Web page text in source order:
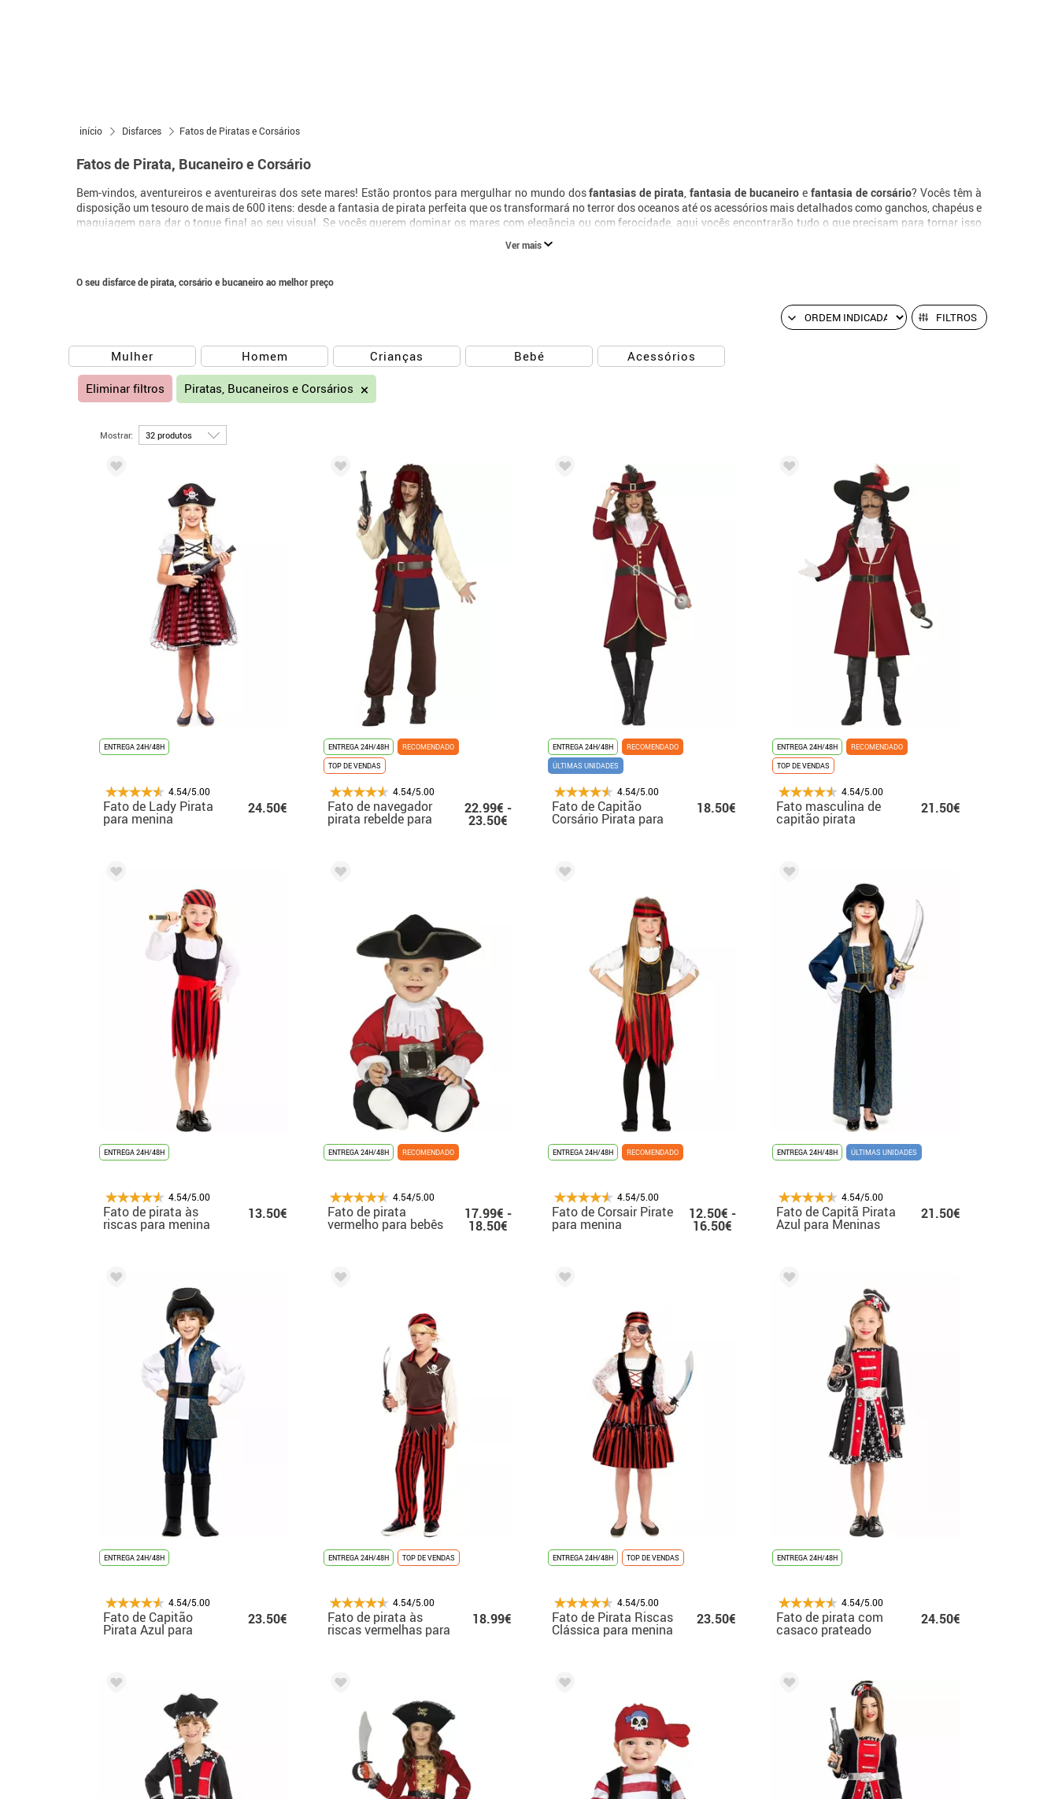
início Disfarces Fatos de Piratas e Corsários
Fatos de Pirata, Bucaneiro e Corsário
Bem-vindos, aventureiros e aventureiras dos sete mares! Estão prontos para mergulhar no mundo dosfantasias de pirata,fantasia de bucaneiro efantasia de corsário? Vocês têm à
disposição um tesouro de mais de 600 itens: desde a fantasia de pirata perfeita que os transformará no terror dos oceanos até os acessórios mais detalhados como ganchos, chapéus e
maquiagem para dar o toque final ao seu visual. Se vocês querem dominar os mares com elegância ou com ferocidade, aqui vocês encontrarão tudo o que precisam para tornar isso
Ver mais
O seu disfarce de pirata, corsário e bucaneiro ao melhor preço
FILTROS
Mulher Homem Crianças Bebé Acessórios
Eliminar filtros Piratas, Bucaneiros e Corsários
Mostrar:
ENTREGA 24H/48H
4.54/5.00
Fato de Lady Pirata
para menina
24.50€
ENTREGA 24H/48H
RECOMENDADO
TOP DE VENDAS
4.54/5.00
Fato de navegador
pirata rebelde para
homem
22.99€ -
23.50€
ENTREGA 24H/48H
RECOMENDADO
ÚLTIMAS UNIDADES
4.54/5.00
Fato de Capitão
Corsário Pirata para
18.50€
ENTREGA 24H/48H
RECOMENDADO
TOP DE VENDAS
4.54/5.00
Fato masculina de
capitão pirata
corsário
21.50€
ENTREGA 24H/48H
4.54/5.00
Fato de pirata às
riscas para menina
13.50€
ENTREGA 24H/48H RECOMENDADO
4.54/5.00
Fato de pirata
vermelho para bebês
17.99€ -
18.50€
ENTREGA 24H/48H RECOMENDADO
4.54/5.00
Fato de Corsair Pirate
para menina
12.50€ -
16.50€
ENTREGA 24H/48H ÚLTIMAS UNIDADES
4.54/5.00
Fato de Capitã Pirata
Azul para Meninas
21.50€
ENTREGA 24H/48H
4.54/5.00
Fato de Capitão
Pirata Azul para
23.50€
ENTREGA 24H/48H TOP DE VENDAS
4.54/5.00
Fato de pirata às
riscas vermelhas para
18.99€
ENTREGA 24H/48H TOP DE VENDAS
4.54/5.00
Fato de Pirata Riscas
Clássica para menina
23.50€
ENTREGA 24H/48H
4.54/5.00
Fato de pirata com
casaco prateado
para menina
24.50€